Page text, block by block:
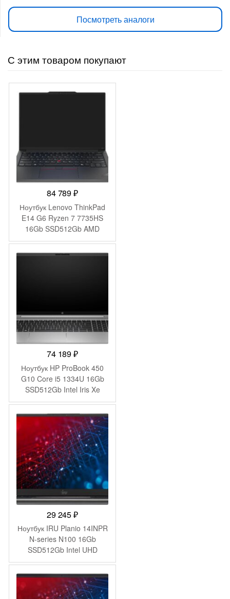
Посмотреть аналоги
С этим товаром покупают
84 789₽
Ноутбук Lenovo ThinkPad
E14 G6 Ryzen 7 7735HS
16Gb SSD512Gb AMD
Radeon 680M 14″ IPS
WUXGA (1920×1200) без
74 189₽
Ноутбук HP ProBook 450
G10 Core i5 1334U 16Gb
SSD512Gb Intel Iris Xe
graphics 15.6″ IPS FHD
(1920×1080) Windows 11
Pro 64 silver WiFi BT Cam
(9C4H1UT)
29 245₽
Ноутбук IRU Planio 14INPR
N-series N100 16Gb
SSD512Gb Intel UHD
Graphics 14″ IPS FHD
(1920×1080) Windows 11
Pro grey WiFi BT Cam
5000mAh (2078485)